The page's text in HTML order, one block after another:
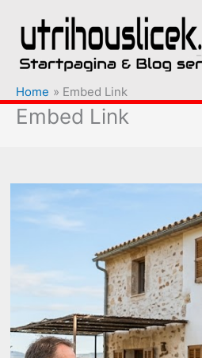
naar
inhoud
Home Embed Link
Embed Link